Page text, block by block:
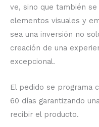
ve, sino que también
elementos visuales y
sea una inversión no
creación de una
excepcional.
El pedido se programa
60 días garantizando
recibir el producto.